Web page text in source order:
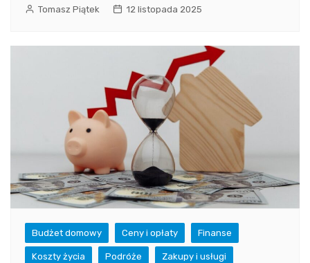
Tomasz Piątek 12 listopada 2025
Budżet domowy Ceny i opłaty Finanse
Koszty życia Podróże Zakupy i usługi